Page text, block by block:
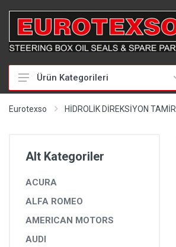
HİDROLİK DİREKSİYON TAMİR TAKIMLARI
Ürün Kategorileri
Eurotexso HİDROLİK DİREKSİYON
Alt Kategoriler
ACURA
ALFA ROMEO
AMERICAN MOTORS
AUDI